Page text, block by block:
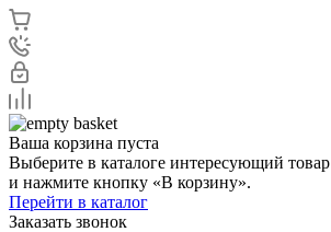
Ваша корзина пуста
Выберите в каталоге интересующий товар
и нажмите кнопку «В корзину».
Перейти в каталог
Заказать звонок